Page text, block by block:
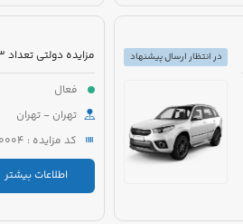
در انتظار ارسال پیشنهاد
فعال
تهران - تهران
کد مزایده : 5121001495000004
اطلاعات بیشتر